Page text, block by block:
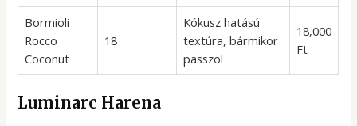
Bormioli
Rocco
Coconut
18
Kókusz hatású
textúra, bármikor
passzol
18,000
Ft
Luminarc Harena